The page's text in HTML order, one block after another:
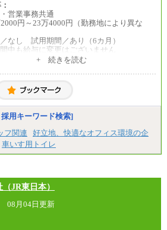
営業事務共通
円～23万4000円（勤務地により異な
なし 試用期間／あり（6カ月）
中も給与に変更はございません
円～23万4000円（勤務地により異な
／なし 試用期間／あり（6か月）
+ 続きを読む
用キーワード検索]
フ関連
好立地、快適なオフィス環境の企
車いす用トイレ
JR東日本）
08月04日更新